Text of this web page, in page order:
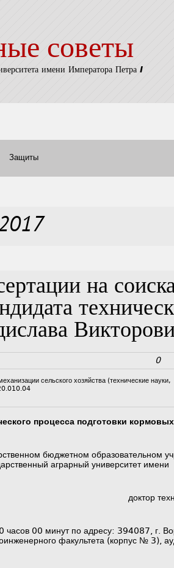
советы
имени Императора Петра I
Защиты
на
0
сельского хозяйства (технические науки,
процесса подготовки кормовых
бюджетном образовательном
аграрный университет имени
доктор
00 минут по адресу: 394087, г.
факультета (корпус № 3),